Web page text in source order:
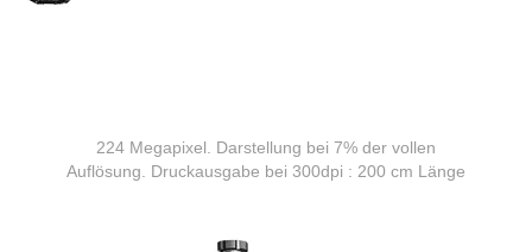
224 Megapixel. Darstellung bei 7% der vollen
Auflösung. Druckausgabe bei 300dpi : 200 cm Länge